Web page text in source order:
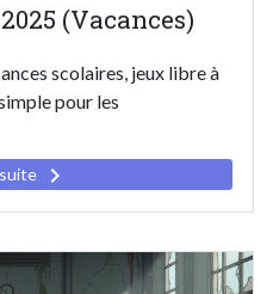
(Vacances)
scolaires, jeux libre à
pour les
keyboard_arrow_right